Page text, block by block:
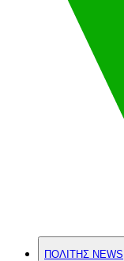
ΠΟΛΙΤΗΣ NEWS